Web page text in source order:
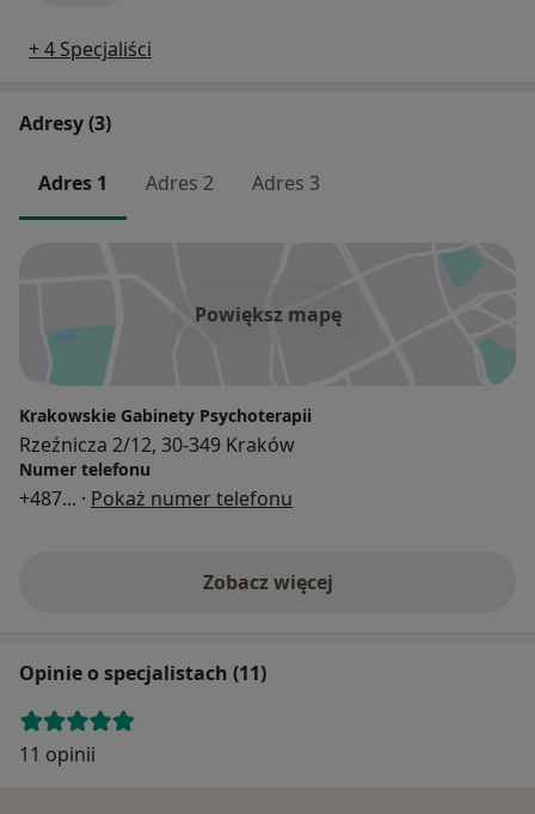
+ 4 Specjaliści
Adresy (3)
Adres 1 Adres 2 Adres 3
Powiększ mapę
Krakowskie Gabinety Psychoterapii
Rzeźnicza 2/12, 30-349 Kraków
Numer telefonu
+487... · Pokaż numer telefonu
Zobacz więcej
Opinie o specjalistach (11)
11 opinii